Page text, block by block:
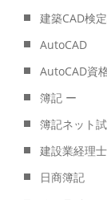
建築CAD検
AutoCAD
AutoCAD資
簿記 ー
簿記ネット
建設業経理士
日商簿記